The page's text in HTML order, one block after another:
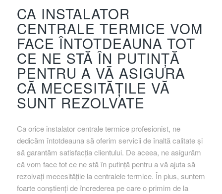
CA INSTALATOR
CENTRALE TERMICE VOM
FACE ÎNTOTDEAUNA TOT
CE NE STĂ ÎN PUTINȚĂ
PENTRU A VĂ ASIGURA
CĂ MECESITĂȚILE VĂ
SUNT REZOLVATE
Ca orice instalator centrale termice profesionist, ne
dedicăm întotdeauna să oferim servicii de înaltă calitate și
să garantăm satisfacția clientului. De aceea, ne asigurăm
că vom face tot ce ne stă în putință pentru a vă ajuta să
rezolvați mecesitățile la centralele termice. În plus, suntem
foarte conștienți de încrederea pe care o primim de la